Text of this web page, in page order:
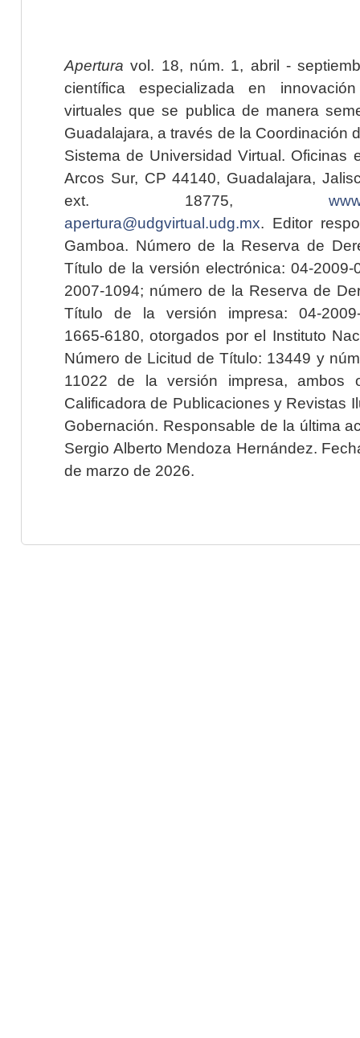
Apertura vol. 18, núm. 1, abril -
científica especializada en
virtuales que se publica de manera
Guadalajara, a través de la Coordinación
Sistema de Universidad Virtual. Oficinas
Arcos Sur, CP 44140, Guadalajara,
ext. 18775,
apertura@udgvirtual.udg.mx. Editor
Gamboa. Número de la Reserva de
Título de la versión electrónica: 04-2009-
2007-1094; número de la Reserva de
Título de la versión impresa: 04-2009-
1665-6180, otorgados por el Instituto
Número de Licitud de Título: 13449 y
11022 de la versión impresa, ambos
Calificadora de Publicaciones y Revistas
Gobernación. Responsable de la última
Sergio Alberto Mendoza Hernández.
de marzo de 2026.